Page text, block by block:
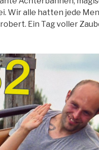
Wir alle hatten jede
Ein Tag voller